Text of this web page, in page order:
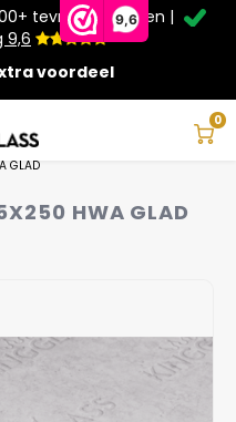
9,6
tevreden klanten |
9,6
voordeel
0
op schuifwanden en
kassa korting*
GLAD
HWA GLAD